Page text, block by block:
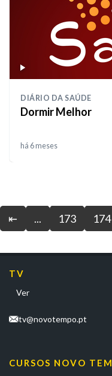
DIÁRIO DA SAÚDE
Dormir Melhor
há 6 meses
⇤ ... 173 174
TV
Ver
tv@novotempo.pt
CURSOS NOVO